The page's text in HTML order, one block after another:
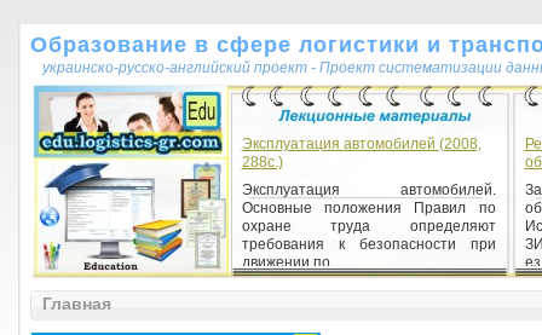
Образование в сфере логистики и
украинско-русско-английский проект - Проект систематизации
Эксплуатация автомобилей (2008,
288с.)
Эксплуатация автомобилей.
Основные положения Правил по
охране труда определяют
требования к безопасности при
движении по...
Главная